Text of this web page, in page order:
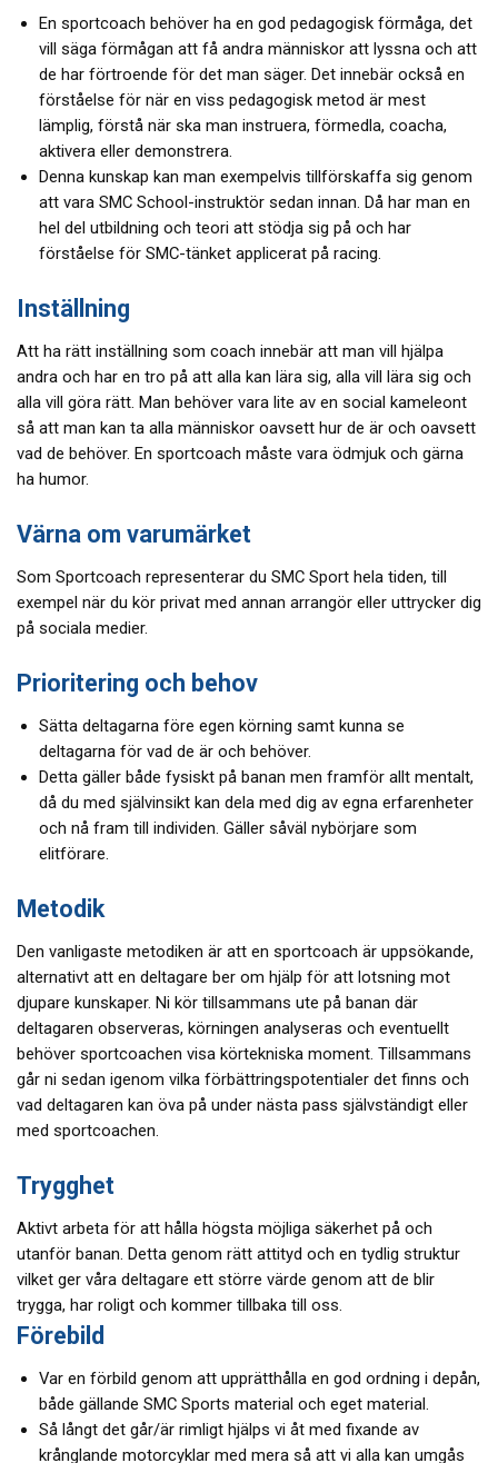
En sportcoach behöver ha en god pedagogisk förmåga, det
vill säga förmågan att få andra människor att lyssna och att
de har förtroende för det man säger. Det innebär också en
förståelse för när en viss pedagogisk metod är mest
lämplig, förstå när ska man instruera, förmedla, coacha,
aktivera eller demonstrera.
Denna kunskap kan man exempelvis tillförskaffa sig genom
att vara SMC School-instruktör sedan innan. Då har man en
hel del utbildning och teori att stödja sig på och har
förståelse för SMC-tänket applicerat på racing.
Inställning
Att ha rätt inställning som coach innebär att man vill hjälpa
andra och har en tro på att alla kan lära sig, alla vill lära sig och
alla vill göra rätt. Man behöver vara lite av en social kameleont
så att man kan ta alla människor oavsett hur de är och oavsett
vad de behöver. En sportcoach måste vara ödmjuk och gärna
ha humor.
Värna om varumärket
Som Sportcoach representerar du SMC Sport hela tiden, till
exempel när du kör privat med annan arrangör eller uttrycker dig
på sociala medier.
Prioritering och behov
Sätta deltagarna före egen körning samt kunna se
deltagarna för vad de är och behöver.
Detta gäller både fysiskt på banan men framför allt mentalt,
då du med självinsikt kan dela med dig av egna erfarenheter
och nå fram till individen. Gäller såväl nybörjare som
elitförare.
Metodik
Den vanligaste metodiken är att en sportcoach är uppsökande,
alternativt att en deltagare ber om hjälp för att lotsning mot
djupare kunskaper. Ni kör tillsammans ute på banan där
deltagaren observeras, körningen analyseras och eventuellt
behöver sportcoachen visa körtekniska moment. Tillsammans
går ni sedan igenom vilka förbättringspotentialer det finns och
vad deltagaren kan öva på under nästa pass självständigt eller
med sportcoachen.
Trygghet
Aktivt arbeta för att hålla högsta möjliga säkerhet på och
utanför banan. Detta genom rätt attityd och en tydlig struktur
vilket ger våra deltagare ett större värde genom att de blir
trygga, har roligt och kommer tillbaka till oss.
Förebild
Var en förbild genom att upprätthålla en god ordning i depån,
både gällande SMC Sports material och eget material.
Så långt det går/är rimligt hjälps vi åt med fixande av
krånglande motorcyklar med mera så att vi alla kan umgås